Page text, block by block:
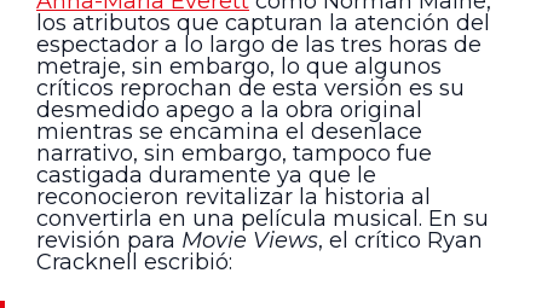
los atributos que capturan la atención del
espectador a lo largo de las tres horas de
metraje, sin embargo, lo que algunos
críticos reprochan de esta versión es su
desmedido apego a la obra original
mientras se encamina el desenlace
narrativo, sin embargo, tampoco fue
castigada duramente ya que le
reconocieron revitalizar la historia al
convertirla en una película musical. En su
revisión para Movie Views, el crítico Ryan
Cracknell escribió: